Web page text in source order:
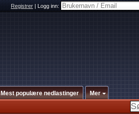
Registrer|Logg inn:
Mest populære nedlastinger Mer